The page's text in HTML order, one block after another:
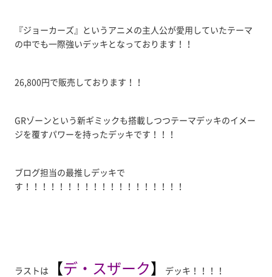
『ジョーカーズ』というアニメの主人公が愛用していたテーマ
の中でも一際強いデッキとなっております！！
26,800円で販売しております！！
GRゾーンという新ギミックも搭載しつつテーマデッキのイメー
ジを覆すパワーを持ったデッキです！！！
ブログ担当の最推しデッキで
す！！！！！！！！！！！！！！！！！！！
ラストは 【デ・スザーク】 デッキ！！！！